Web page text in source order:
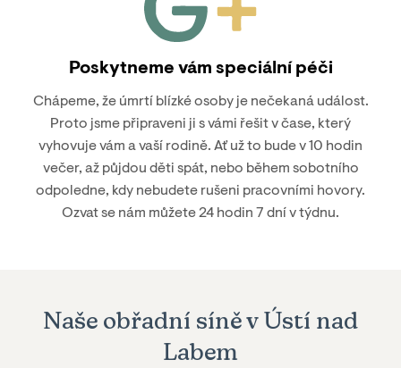
Poskytneme vám speciální péči
Chápeme, že úmrtí blízké osoby je nečekaná událost.
Proto jsme připraveni ji s vámi řešit v čase, který
vyhovuje vám a vaší rodině. Ať už to bude v 10 hodin
večer, až půjdou děti spát, nebo během sobotního
odpoledne, kdy nebudete rušeni pracovními hovory.
Ozvat se nám můžete 24 hodin 7 dní v týdnu.
Naše obřadní síně v Ústí nad
Labem